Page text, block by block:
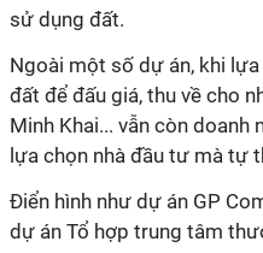
sử dụng đất.
Ngoài một số dự án, khi
đất để đấu giá, thu về cho
Minh Khai... vẫn còn
lựa chọn nhà đầu tư mà tự
Điển hình như dự án GP
dự án Tổ hợp trung tâm